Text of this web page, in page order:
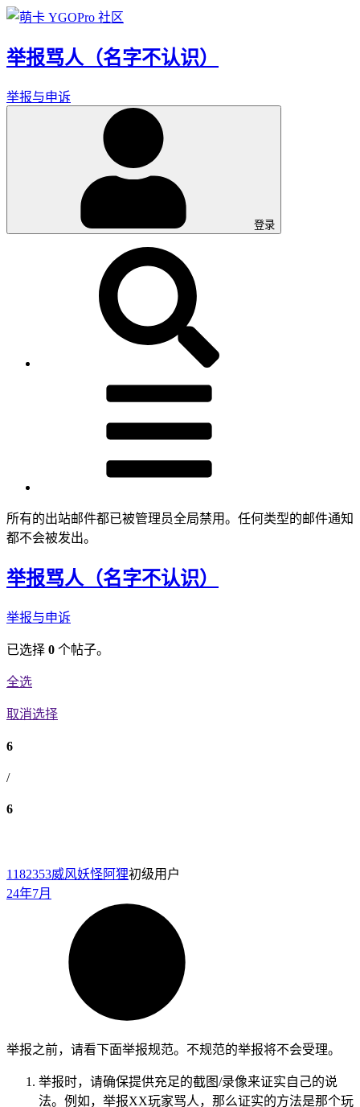
举报骂人（名字不认识）
举报与申诉
登录
所有的出站邮件都已被管理员全局禁用。任何类型的邮件通知
都不会被发出。
举报骂人（名字不认识）
举报与申诉
已选择 0 个帖子。
全选
取消选择
6
/
6
1182353威风妖怪阿狸初级用户
24年7月
举报之前，请看下面举报规范。不规范的举报将不会受理。
举报时，请确保提供充足的截图/录像来证实自己的说
法。例如，举报XX玩家骂人，那么证实的方法是那个玩